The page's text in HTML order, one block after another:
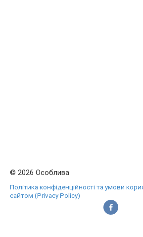
© 2026 Особлива
Політика конфіденційності та умови
сайтом (Privacy Policy)